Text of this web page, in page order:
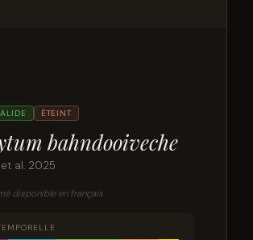
ÉTEINT
bahndooiveche
al. 2025
disponible en français.